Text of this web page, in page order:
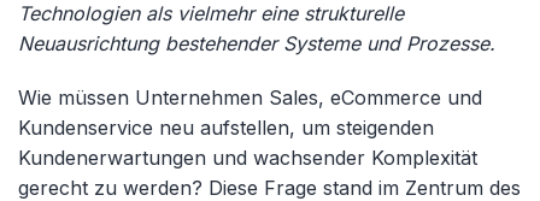
Technologien als vielmehr eine strukturelle
Neuausrichtung bestehender Systeme und Prozesse.
Wie müssen Unternehmen Sales, eCommerce und
Kundenservice neu aufstellen, um steigenden
Kundenerwartungen und wachsender Komplexität
gerecht zu werden? Diese Frage stand im Zentrum des